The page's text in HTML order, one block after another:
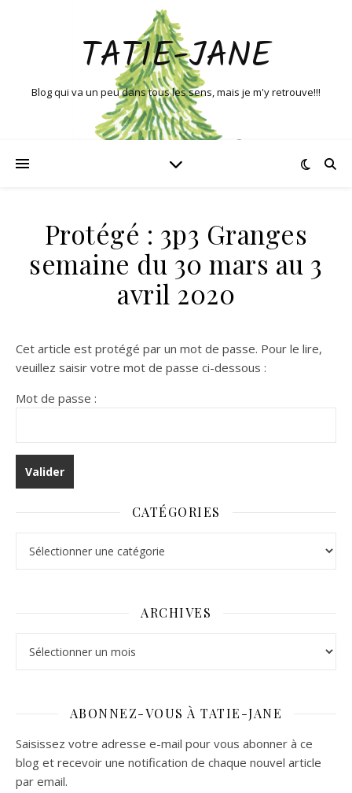
TATIE-JANE
Blog qui va un peu dans tous les sens, mais je m'y retrouve!!!
Protégé : 3p3 Granges
semaine du 30 mars au 3
avril 2020
Cet article est protégé par un mot de passe. Pour le lire,
veuillez saisir votre mot de passe ci-dessous :
Mot de passe :
CATÉGORIES
ARCHIVES
ABONNEZ-VOUS À TATIE-JANE
Saisissez votre adresse e-mail pour vous abonner à ce
blog et recevoir une notification de chaque nouvel article
par email.